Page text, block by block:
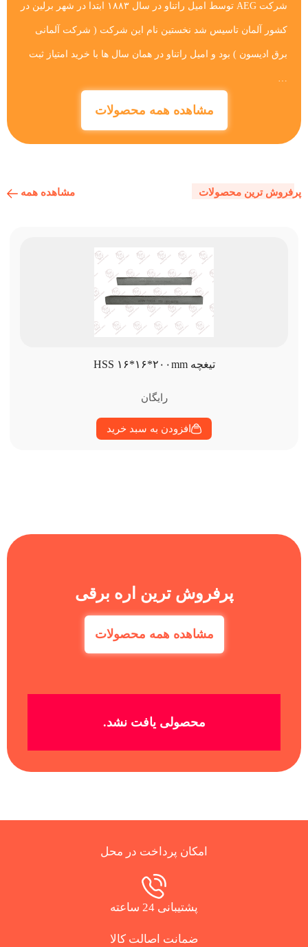
شرکت AEG توسط امیل راتناو در سال ۱۸۸۳ ابتدا در شهر برلین در
کشور آلمان تاسیس شد نخستین نام این شرکت ( شرکت آلمانی
برق ادیسون ) بود و امیل راتناو در همان سال ها با خرید امتیاز ثبت
…
مشاهده همه محصولات
پرفروش ترین محصولات مشاهده همه
تیغچه HSS ۱۶*۱۶*۲۰۰mm
رایگان
افزودن به سبد خرید
پرفروش ترین اره برقی
مشاهده همه محصولات
محصولی یافت نشد.
امکان پرداخت در محل
پشتیبانی 24 ساعته
ضمانت اصالت کالا